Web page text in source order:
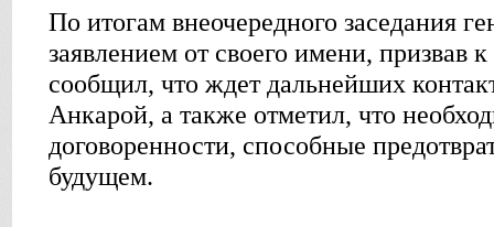
По итогам внеочередного заседания
заявлением от своего имени, призвав
сообщил, что ждет дальнейших
Анкарой, а также отметил, что
договоренности, способные
будущем.